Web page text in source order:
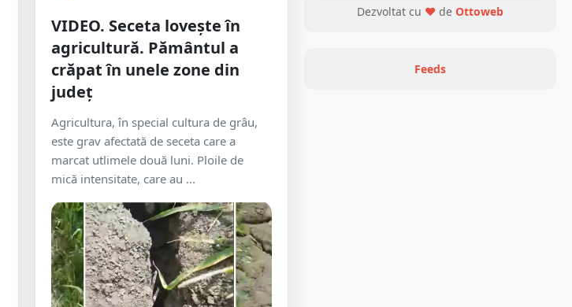
VIDEO. Seceta lovește în
agricultură. Pământul a
crăpat în unele zone din
județ
Agricultura, în special cultura de grâu,
este grav afectată de seceta care a
marcat utlimele două luni. Ploile de
mică intensitate, care au ...
Dezvoltat cu ❤ de Ottoweb
Feeds